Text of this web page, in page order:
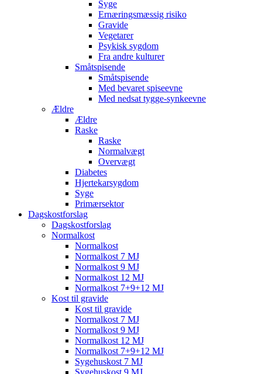
Syge
Ernæringsmæssig risiko
Gravide
Vegetarer
Psykisk sygdom
Fra andre kulturer
Småtspisende
Småtspisende
Med bevaret spiseevne
Med nedsat tygge-synkeevne
Ældre
Ældre
Raske
Raske
Normalvægt
Overvægt
Diabetes
Hjertekarsygdom
Syge
Primærsektor
Dagskostforslag
Dagskostforslag
Normalkost
Normalkost
Normalkost 7 MJ
Normalkost 9 MJ
Normalkost 12 MJ
Normalkost 7+9+12 MJ
Kost til gravide
Kost til gravide
Normalkost 7 MJ
Normalkost 9 MJ
Normalkost 12 MJ
Normalkost 7+9+12 MJ
Sygehuskost 7 MJ
Sygehuskost 9 MJ